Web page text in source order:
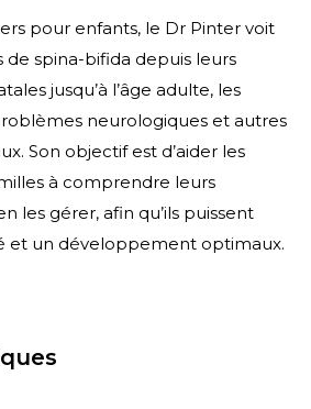
pour enfants, le Dr Pinter voit
de spina-bifida depuis leurs
jusqu’à l’âge adulte, les
neurologiques et autres
Son objectif est d’aider les
à comprendre leurs
les gérer, afin qu’ils puissent
et un développement optimaux.